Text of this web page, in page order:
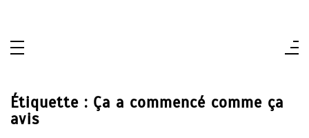
Étiquette : Ça a commencé comme ça
avis